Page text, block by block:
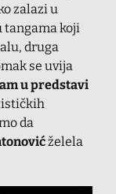
zalazi u
tangama koji
druga
se uvija
u predstavi
da
želela